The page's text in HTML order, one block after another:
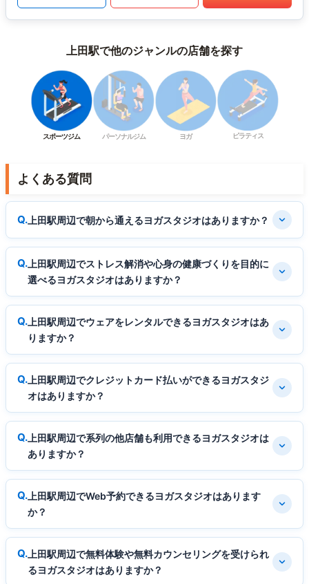
上田駅で他のジャンルの店舗を探す
スポーツジム パーソナルジム ヨガ ピラティス
よくある質問
上田駅周辺で朝から通えるヨガスタジオはありますか？
上田駅周辺でストレス解消や心身の健康づくりを目的に
選べるヨガスタジオはありますか？
上田駅周辺でウェアをレンタルできるヨガスタジオはあ
りますか？
上田駅周辺でクレジットカード払いができるヨガスタジ
オはありますか？
上田駅周辺で系列の他店舗も利用できるヨガスタジオは
ありますか？
上田駅周辺でWeb予約できるヨガスタジオはあります
か？
上田駅周辺で無料体験や無料カウンセリングを受けられ
るヨガスタジオはありますか？